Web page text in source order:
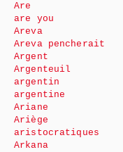
Are
are you
Areva
Areva pencherait
Argent
Argenteuil
argentin
argentine
Ariane
Ariège
aristocratiques
Arkana